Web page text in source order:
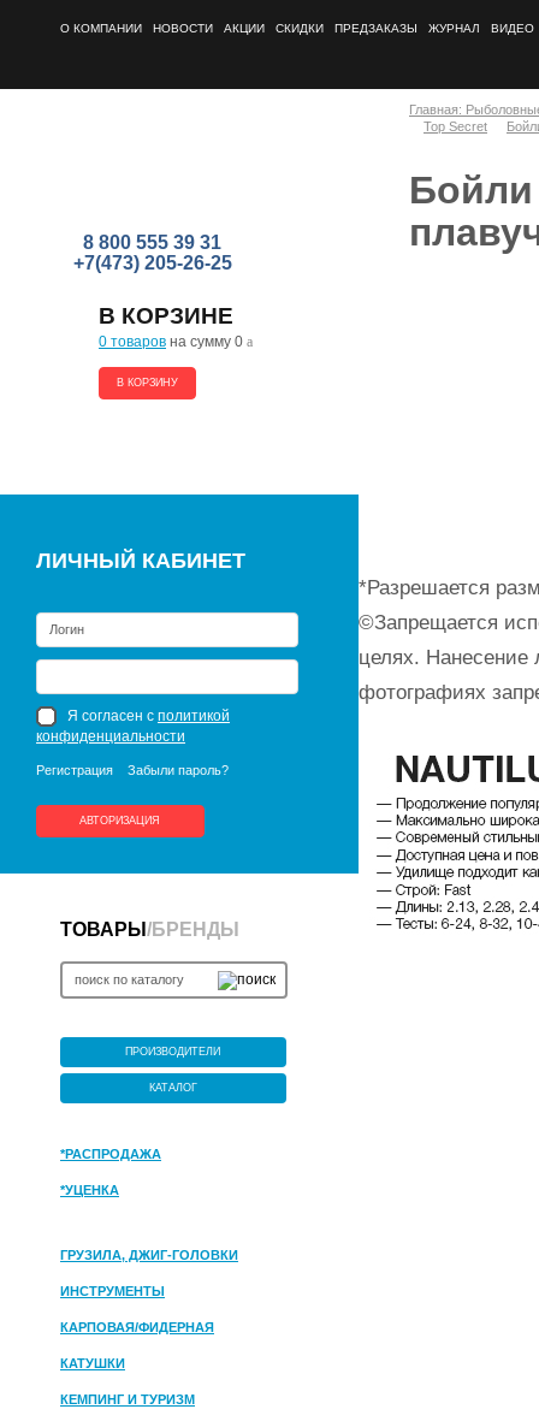
О КОМПАНИИ НОВОСТИ АКЦИИ СКИДКИ ПРЕДЗАКАЗЫ ЖУРНАЛ ВИДЕО
8 800 555 39 31
+7(473) 205-26-25
В КОРЗИНЕ
0 товаров на сумму 0 a
В КОРЗИНУ
ЛИЧНЫЙ КАБИНЕТ
Я согласен с политикой
конфиденциальности
Регистрация Забыли пароль?
АВТОРИЗАЦИЯ
ТОВАРЫ /БРЕНДЫ
ПРОИЗВОДИТЕЛИ
КАТАЛОГ
*РАСПРОДАЖА
*УЦЕНКА
ГРУЗИЛА, ДЖИГ-ГОЛОВКИ
ИНСТРУМЕНТЫ
КАРПОВАЯ/ФИДЕРНАЯ
КАТУШКИ
КЕМПИНГ И ТУРИЗМ
Главная:
Top Secret
Бойли
*Разрешается
©Запрещается
целях. Нанесение
фотографиях